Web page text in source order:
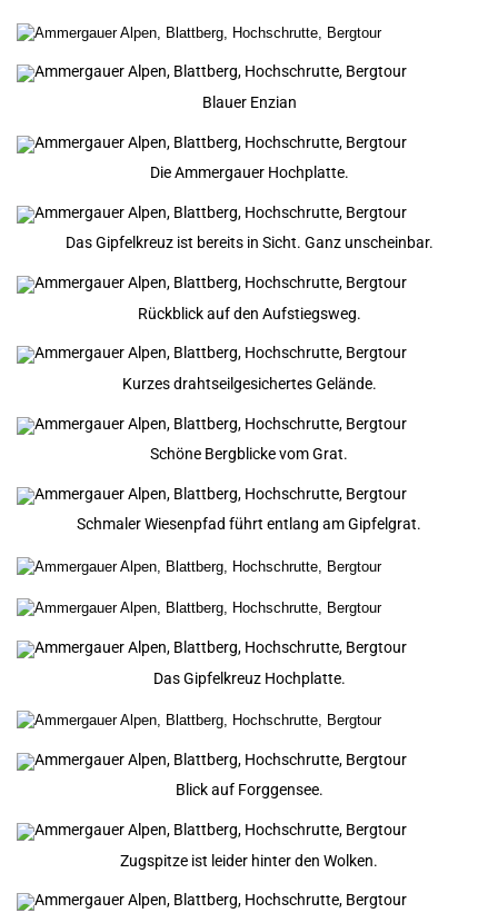
Blauer Enzian
Die Ammergauer Hochplatte.
Das Gipfelkreuz ist bereits in Sicht. Ganz unscheinbar.
Rückblick auf den Aufstiegsweg.
Kurzes drahtseilgesichertes Gelände.
Schöne Bergblicke vom Grat.
Schmaler Wiesenpfad führt entlang am Gipfelgrat.
Das Gipfelkreuz Hochplatte.
Blick auf Forggensee.
Zugspitze ist leider hinter den Wolken.